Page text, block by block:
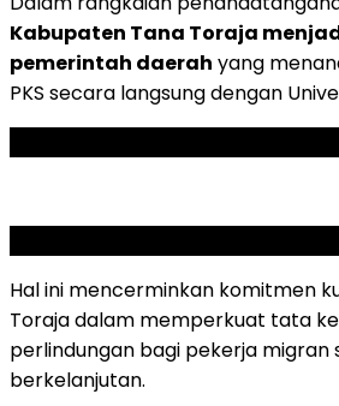
Kabupaten Tana Toraja
pemerintah daerah yang
PKS secara langsung dengan
Hal ini mencerminkan komitmen
Toraja dalam memperkuat tata
perlindungan bagi pekerja migran
berkelanjutan.